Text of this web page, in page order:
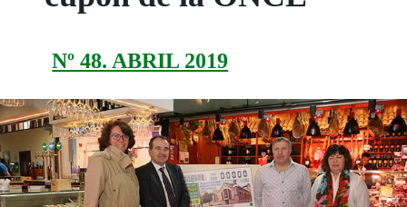
Nº 48. ABRIL 2019